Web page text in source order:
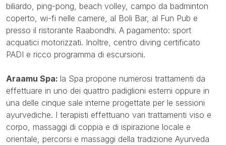
biliardo, ping-pong, beach volley, campo da badminton
coperto, wi-fi nelle camere, al Boli Bar, al Fun Pub e
presso il ristorante Raabondhi. A pagamento: sport
acquatici motorizzati. Inoltre, centro diving certificato
PADI e ricco programma di escursioni.
Araamu Spa: la Spa propone numerosi trattamenti da
effettuare in uno dei quattro padiglioni esterni oppure in
una delle cinque sale interne progettate per le sessioni
ayurvediche. I terapisti effettuano vari trattamenti viso e
corpo, massaggi di coppia e di ispirazione locale e
orientale, percorsi e massaggi della tradizione Ayurveda